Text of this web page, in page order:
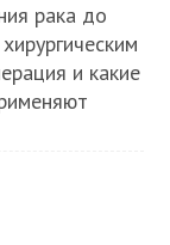
рака до
и какие